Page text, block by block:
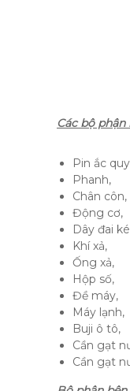
Các bộ
Pin ắc
Phanh,
Chân côn,
Động cơ,
Dây đai
Khí xả,
Ống xả,
Hộp số,
Đề máy,
Máy lạnh,
Buji ô tô,
Cần gạt
Cần gạt